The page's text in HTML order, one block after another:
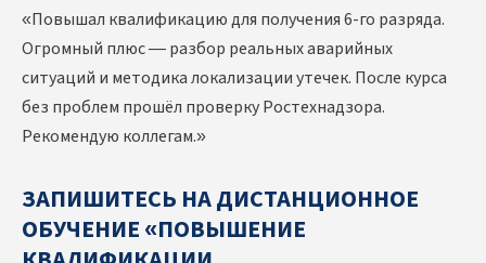
«Повышал квалификацию для получения 6-го разряда.
Огромный плюс — разбор реальных аварийных
ситуаций и методика локализации утечек. После курса
без проблем прошёл проверку Ростехнадзора.
Рекомендую коллегам.»
ЗАПИШИТЕСЬ НА ДИСТАНЦИОННОЕ
ОБУЧЕНИЕ «ПОВЫШЕНИЕ